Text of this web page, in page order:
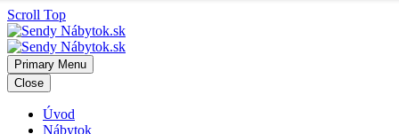
Scroll Top
Primary Menu
Close
Úvod
Nábytok